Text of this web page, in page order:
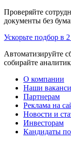
Проверяйте
документы без
Ускорьте подбор в
Автоматизируйте
собирайте
О компании
Наши
Партнерам
Реклама на
Новости и
Инвесторам
Кандидаты